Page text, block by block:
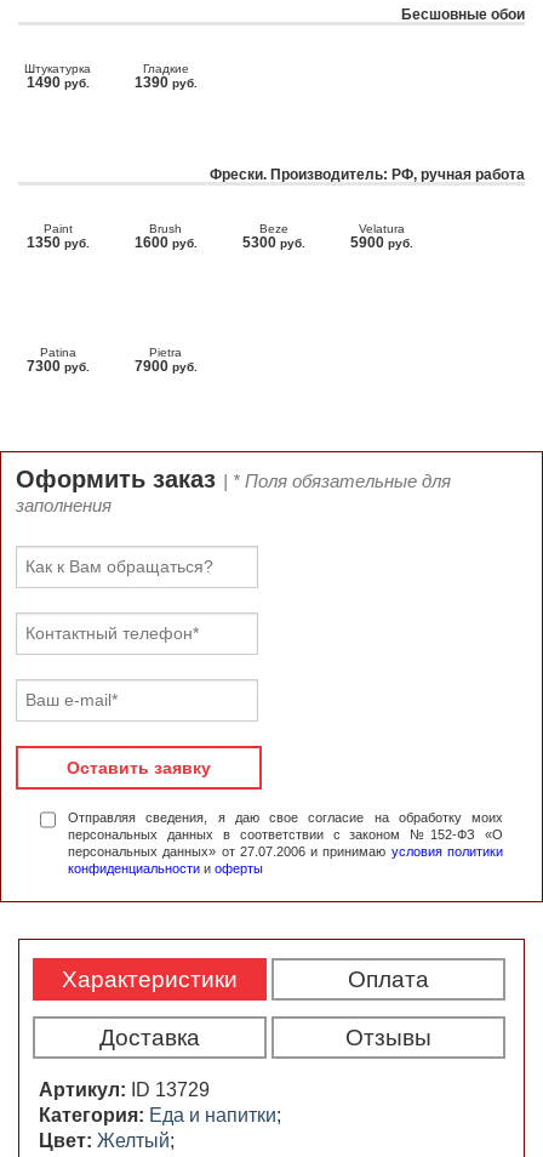
Бесшовные обои
Штукатурка
1490 руб.
Гладкие
1390 руб.
Фрески. Производитель: РФ, ручная работа
Paint
1350 руб.
Brush
1600 руб.
Beze
5300 руб.
Velatura
5900 руб.
Patina
7300 руб.
Pietra
7900 руб.
Оформить заказ | * Поля обязательные для
заполнения
Оставить заявку
Отправляя сведения, я даю свое согласие на обработку моих
персональных данных в соответствии с законом №152-ФЗ «О
персональных данных» от 27.07.2006 и принимаю условия политики
конфиденциальности и оферты
Характеристики Оплата
Доставка Отзывы
Артикул:
ID 13729
Категория: Еда и напитки;
Цвет: Желтый;